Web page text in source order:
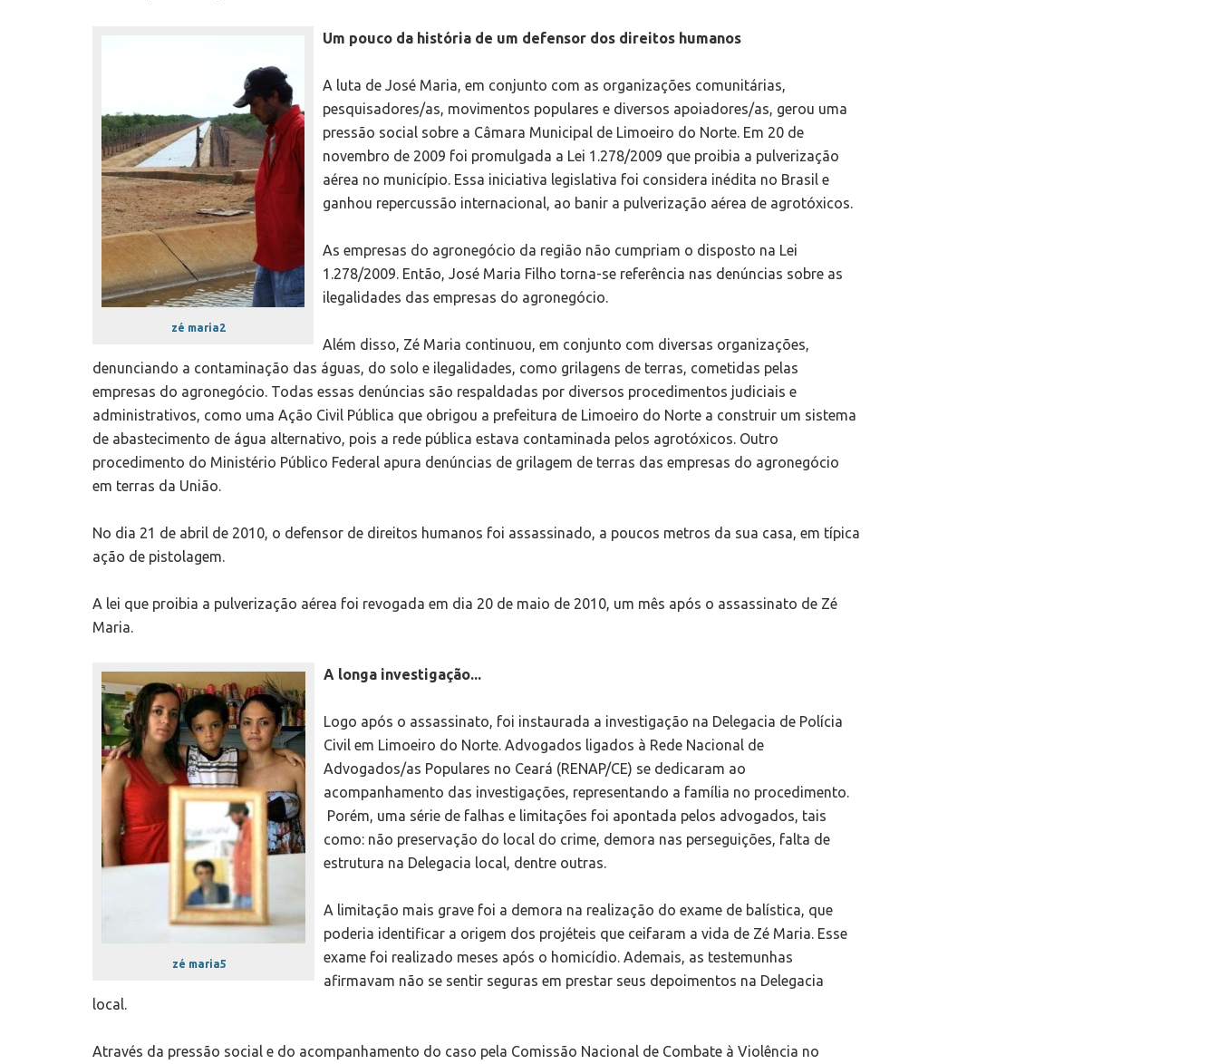
zé maria2
Um pouco da história de um defensor dos direitos humanos
A luta de José Maria, em conjunto com as organizações comunitárias,
pesquisadores/as, movimentos populares e diversos apoiadores/as, gerou uma
pressão social sobre a Câmara Municipal de Limoeiro do Norte. Em 20 de
novembro de 2009 foi promulgada a Lei 1.278/2009 que proibia a pulverização
aérea no município. Essa iniciativa legislativa foi considera inédita no Brasil e
ganhou repercussão internacional, ao banir a pulverização aérea de agrotóxicos.
As empresas do agronegócio da região não cumpriam o disposto na Lei
1.278/2009. Então, José Maria Filho torna-se referência nas denúncias sobre as
ilegalidades das empresas do agronegócio.
Além disso, Zé Maria continuou, em conjunto com diversas organizações,
denunciando a contaminação das águas, do solo e ilegalidades, como grilagens de terras, cometidas pelas
empresas do agronegócio. Todas essas denúncias são respaldadas por diversos procedimentos judiciais e
administrativos, como uma Ação Civil Pública que obrigou a prefeitura de Limoeiro do Norte a construir um sistema
de abastecimento de água alternativo, pois a rede pública estava contaminada pelos agrotóxicos. Outro
procedimento do Ministério Público Federal apura denúncias de grilagem de terras das empresas do agronegócio
em terras da União.
No dia 21 de abril de 2010, o defensor de direitos humanos foi assassinado, a poucos metros da sua casa, em típica
ação de pistolagem.
A lei que proibia a pulverização aérea foi revogada em dia 20 de maio de 2010, um mês após o assassinato de Zé
Maria.
zé maria5
A longa investigação...
Logo após o assassinato, foi instaurada a investigação na Delegacia de Polícia
Civil em Limoeiro do Norte. Advogados ligados à Rede Nacional de
Advogados/as Populares no Ceará (RENAP/CE) se dedicaram ao
acompanhamento das investigações, representando a família no procedimento.
Porém, uma série de falhas e limitações foi apontada pelos advogados, tais
como: não preservação do local do crime, demora nas perseguições, falta de
estrutura na Delegacia local, dentre outras.
A limitação mais grave foi a demora na realização do exame de balística, que
poderia identificar a origem dos projéteis que ceifaram a vida de Zé Maria. Esse
exame foi realizado meses após o homicídio. Ademais, as testemunhas
afirmavam não se sentir seguras em prestar seus depoimentos na Delegacia
local.
Através da pressão social e do acompanhamento do caso pela Comissão Nacional de Combate à Violência no